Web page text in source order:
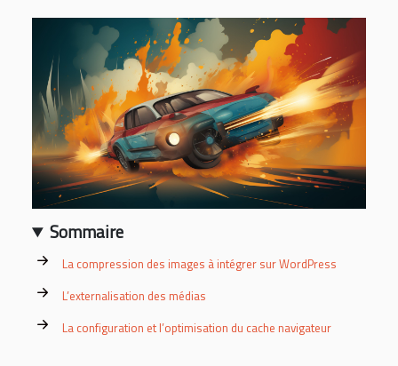
Sommaire
La compression des images à intégrer sur WordPress
L’externalisation des médias
La configuration et l’optimisation du cache navigateur